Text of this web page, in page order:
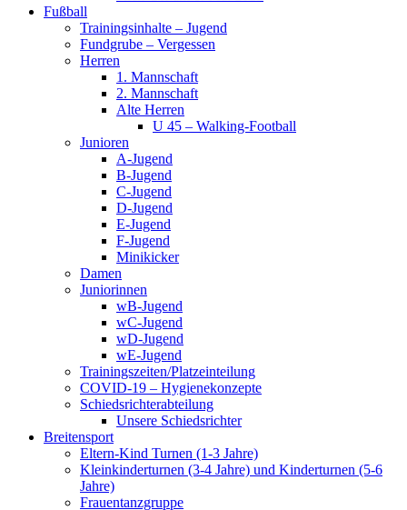
Fußball
Trainingsinhalte – Jugend
Fundgrube – Vergessen
Herren
1. Mannschaft
2. Mannschaft
Alte Herren
U 45 – Walking-Football
Junioren
A-Jugend
B-Jugend
C-Jugend
D-Jugend
E-Jugend
F-Jugend
Minikicker
Damen
Juniorinnen
wB-Jugend
wC-Jugend
wD-Jugend
wE-Jugend
Trainingszeiten/Platzeinteilung
COVID-19 – Hygienekonzepte
Schiedsrichterabteilung
Unsere Schiedsrichter
Breitensport
Eltern-Kind Turnen (1-3 Jahre)
Kleinkinderturnen (3-4 Jahre) und Kinderturnen (5-6
Jahre)
Frauentanzgruppe